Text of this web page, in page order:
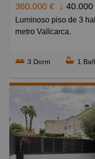
360.000 € ↓ 40.000
Luminoso piso de 3 habitaciones a 5 minutos del
metro Vallcarca.
Este piso de 75 m²
muchas personas
buena distribución,
permite disfrutar de la
tener todos los
Ubicado en una finca
y ascensor, la
(dos dobles y uno
3 Dorm 1